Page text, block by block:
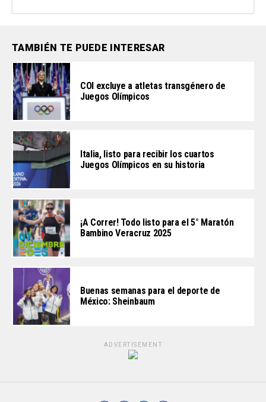
TAMBIÉN TE PUEDE INTERESAR
COI excluye a atletas transgénero de
Juegos Olímpicos
Italia, listo para recibir los cuartos
Juegos Olímpicos en su historia
¡A Correr! Todo listo para el 5° Maratón
Bambino Veracruz 2025
Buenas semanas para el deporte de
México: Sheinbaum
ADVERTISEMENT